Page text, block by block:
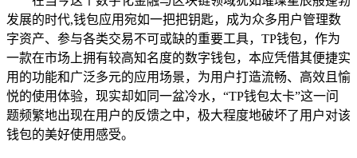
发展的时代,钱包应用宛如一把把钥匙，成为众多用户管理数
字资产、参与各类交易不可或缺的重要工具，TP钱包，作为
一款在市场上拥有较高知名度的数字钱包，本应凭借其便捷实
用的功能和广泛多元的应用场景，为用户打造流畅、高效且愉
悦的使用体验，现实却如同一盆冷水，“TP钱包太卡”这一问
题频繁地出现在用户的反馈之中，极大程度地破坏了用户对该
钱包的美好使用感受。